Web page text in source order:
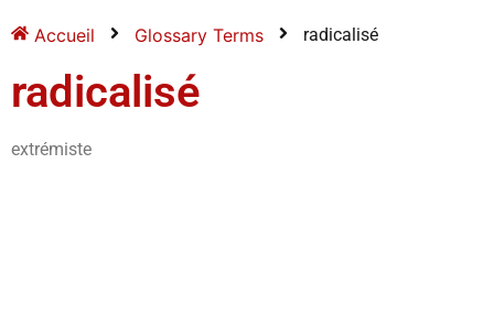
Accueil Glossary Terms radicalisé
radicalisé
extrémiste